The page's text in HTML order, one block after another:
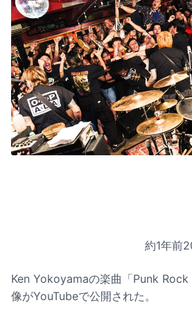
約1年前
Ken Yokoyamaの楽曲「Punk
像がYouTubeで公開された。